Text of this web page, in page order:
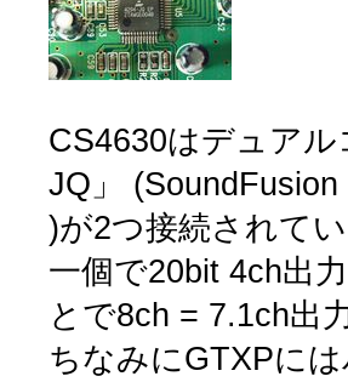
CS4630はデュア
JQ」
)が2つ接続されてい
一個で20bit 4ch出
とで8ch = 7.1ch出
ちなみにGTXPに